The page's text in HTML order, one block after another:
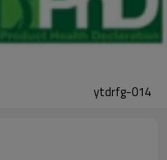
ytdrfg-014